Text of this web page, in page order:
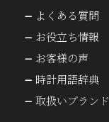
よくある質問
お役立ち情報
お客様の声
時計用語辞典
取扱いブランド